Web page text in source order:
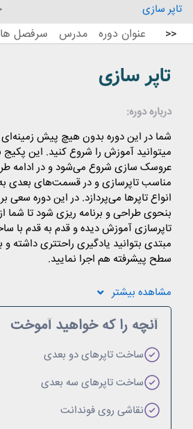
تاپر سازی
<< عنوان دوره مدرس سرفصل ها
تاپر سازی
درباره دوره:
شما در این دوره بدون هیچ پیش
میتوانید آموزش را شروع کنید. این پکیج
عروسک سازی شروع می‌شود و در ادامه
مناسب تاپرسازی و در قسمت‌های بعدی
انواع تاپرها می‌پردازد. در این دوره سعی
بنحوی طراحی و برنامه ریزی شود تا شما
تاپرسازی آموزش دیده و قدم به قدم با
مبتدی بتوانید یادگیری راحتتری داشته و
سطح پیشرفته هم اجرا نمایید.
مشاهده بیشتر
آنچه را که خواهید آموخت
ساخت تاپرهای دو بعدی
ساخت تاپرهای سه بعدی
نقاشی روی فوندانت